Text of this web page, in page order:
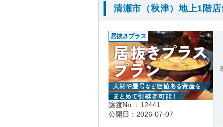
清瀬市（秋津）地上1階
居抜きプラス
譲渡No.：12441
公開日：2026-07-07